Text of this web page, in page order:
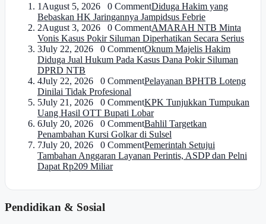
1 August 5, 2026 0 CommentDiduga Hakim yang
Bebaskan HK Jaringannya Jampidsus Febrie
2August 3, 2026 0 CommentAMARAH NTB Minta
Vonis Kasus Pokir Siluman Diperhatikan Secara Serius
3July 22, 2026 0 CommentOknum Majelis Hakim
Diduga Jual Hukum Pada Kasus Dana Pokir Siluman
DPRD NTB
4July 22, 2026 0 CommentPelayanan BPHTB Loteng
Dinilai Tidak Profesional
5July 21, 2026 0 CommentKPK Tunjukkan Tumpukan
Uang Hasil OTT Bupati Lobar
6July 20, 2026 0 CommentBahlil Targetkan
Penambahan Kursi Golkar di Sulsel
7July 20, 2026 0 CommentPemerintah Setujui
Tambahan Anggaran Layanan Perintis, ASDP dan Pelni
Dapat Rp209 Miliar
Pendidikan & Sosial